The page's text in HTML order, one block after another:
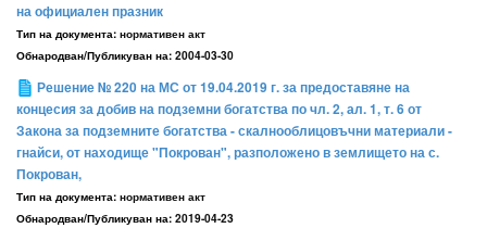
на официален празник
Тип на документа: нормативен акт
Обнародван/Публикуван на: 2004-03-30
Решение № 220 на МС от 19.04.2019 г. за предоставяне на
концесия за добив на подземни богатства по чл. 2, ал. 1, т. 6 от
Закона за подземните богатства - скалнооблицовъчни материали -
гнайси, от находище "Покрован", разположено в землището на с.
Покрован,
Тип на документа: нормативен акт
Обнародван/Публикуван на: 2019-04-23